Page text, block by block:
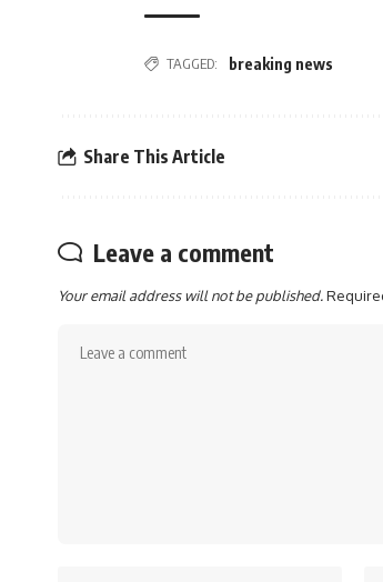
TAGGED: breaking news
Share This Article
Leave a comment
Your email address will not be published.